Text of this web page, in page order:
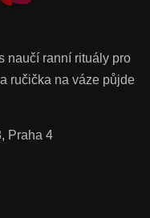
naučí ranní rituály pro
ručička na váze půjde
Praha 4